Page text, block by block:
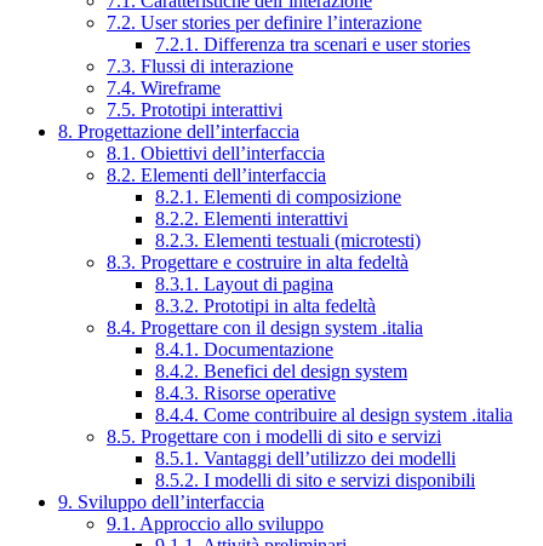
7.2. User stories per definire l’interazione
7.2.1. Differenza tra scenari e user stories
7.3. Flussi di interazione
7.4. Wireframe
7.5. Prototipi interattivi
8. Progettazione dell’interfaccia
8.1. Obiettivi dell’interfaccia
8.2. Elementi dell’interfaccia
8.2.1. Elementi di composizione
8.2.2. Elementi interattivi
8.2.3. Elementi testuali (microtesti)
8.3. Progettare e costruire in alta fedeltà
8.3.1. Layout di pagina
8.3.2. Prototipi in alta fedeltà
8.4. Progettare con il design system .italia
8.4.1. Documentazione
8.4.2. Benefici del design system
8.4.3. Risorse operative
8.4.4. Come contribuire al design system .italia
8.5. Progettare con i modelli di sito e servizi
8.5.1. Vantaggi dell’utilizzo dei modelli
8.5.2. I modelli di sito e servizi disponibili
9. Sviluppo dell’interfaccia
9.1. Approccio allo sviluppo